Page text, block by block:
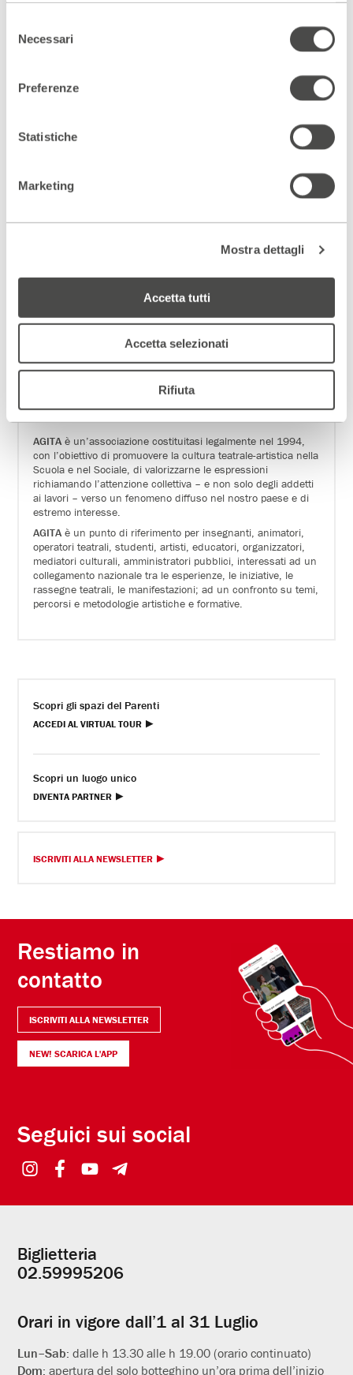
delNecessari
Preferenze
Statistiche
Marketing
Mostra dettagli
Accetta tutti
Accetta selezionati
Rifiuta
Illocus: come ricerca nella percezione spaziale di
Larelazione
: come interazione con elementi (corpi
Lacomunicazione
AGITAè un’associazione costituitasi legalmente nel 1994,
con l’obiettivo di promuovere la cultura teatrale-artistica nella
Scuola e nel Sociale, di valorizzarne le espressioni
richiamando l’attenzione collettiva – e non solo degli addetti
ai lavori – verso un fenomeno diffuso nel nostro paese e di
estremo interesse.
AGITAè un punto di riferimento per insegnanti, animatori,
operatori teatrali, studenti, artisti, educatori, organizzatori,
mediatori culturali, amministratori pubblici, interessati ad un
collegamento nazionale tra le esperienze, le iniziative, le
rassegne teatrali, le manifestazioni; ad un confronto su temi,
percorsi e metodologie artistiche e formative.
Scopri gli spazi del Parenti
ACCEDI AL VIRTUAL TOUR
Scopri un luogo unico
DIVENTA PARTNER
ISCRIVITI ALLA NEWSLETTER
Restiamo in
contatto
ISCRIVITI ALLA NEWSLETTER
NEW! SCARICA L'APP
Seguici sui social
Informazioni
utili
Biglietteria
02.59995206
Orari in vigore dall’1 al 31 Luglio
Lun–Sab:dalle h 13.30 alle h 19.00 (orario continuato)
Dom:apertura del solo botteghino un’ora prima dell’inizio